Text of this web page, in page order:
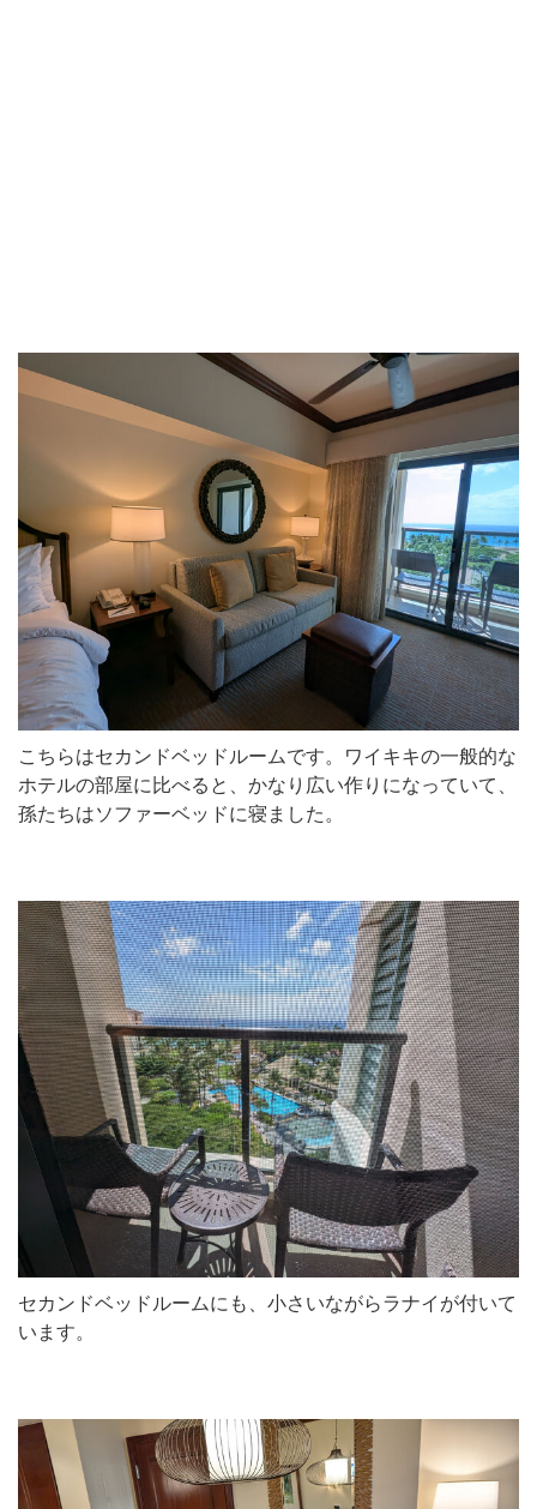
こちらはセカンドベッドルームです。ワイキキの一般的な
ホテルの部屋に比べると、かなり広い作りになっていて、
孫たちはソファーベッドに寝ました。
セカンドベッドルームにも、小さいながらラナイが付いて
います。